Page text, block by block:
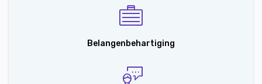
Belangenbehartiging